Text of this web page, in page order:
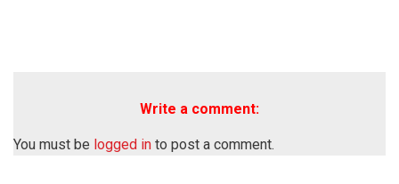
Write a comment:
You must be logged in to post a comment.